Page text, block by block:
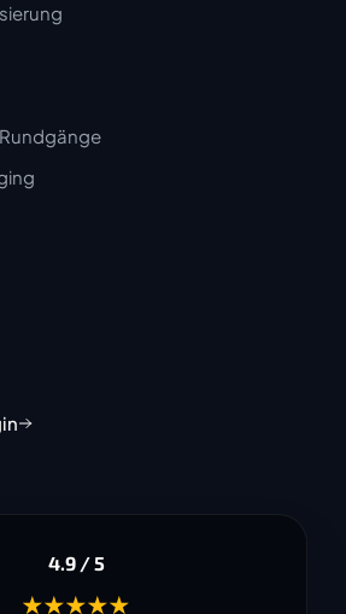
4.9 / 5
★★★★★